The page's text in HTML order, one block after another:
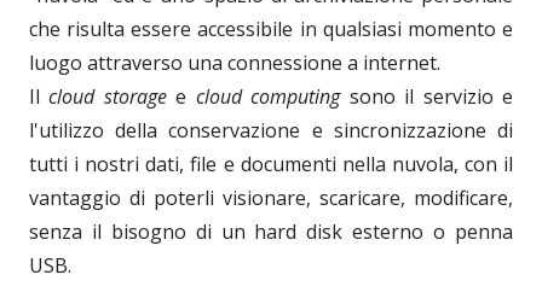
che risulta essere accessibile in qualsiasi momento e
luogo attraverso una connessione a internet.
Ilcloud storagee cloud computing sono il servizio e
l'utilizzo della conservazione e sincronizzazione di
tutti i nostri dati, file e documenti nella nuvola, con il
vantaggio di poterli visionare, scaricare, modificare,
senza il bisogno di un hard disk esterno o penna
USB.